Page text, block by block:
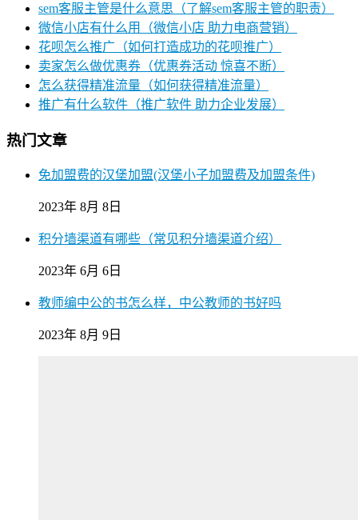
sem客服主管是什么意思（了解sem客服主管的职责）
微信小店有什么用（微信小店 助力电商营销）
花呗怎么推广（如何打造成功的花呗推广）
卖家怎么做优惠券（优惠券活动 惊喜不断）
怎么获得精准流量（如何获得精准流量）
推广有什么软件（推广软件 助力企业发展）
热门文章
免加盟费的汉堡加盟(汉堡小子加盟费及加盟条件)
2023年 8月 8日
积分墙渠道有哪些（常见积分墙渠道介绍）
2023年 6月 6日
教师编中公的书怎么样，中公教师的书好吗
2023年 8月 9日